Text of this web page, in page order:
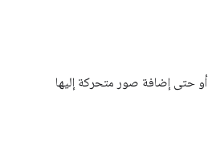
أو حتى إضافة صور متحركة إليها